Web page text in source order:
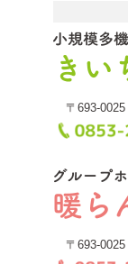
〒693-0025
〒693-0025